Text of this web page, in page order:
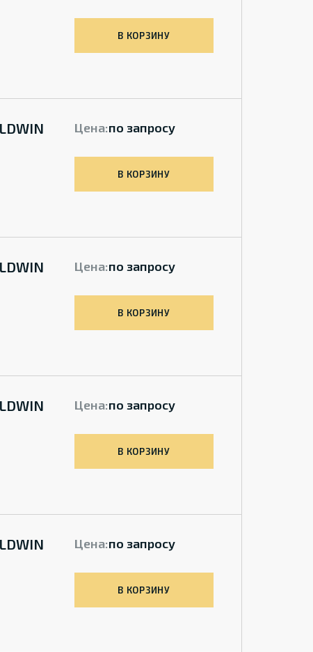
В КОРЗИНУ
Цена:по запросу
В КОРЗИНУ
Цена:по запросу
В КОРЗИНУ
Цена:по запросу
В КОРЗИНУ
Цена:по запросу
В КОРЗИНУ